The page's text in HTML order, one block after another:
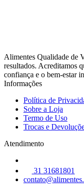
Alimentes Qualidade de
resultados. Acreditamos
confiança e o bem-estar
Informações
Política de
Sobre a Loja
Termo de Uso
Trocas e
Atendimento
31 31681801